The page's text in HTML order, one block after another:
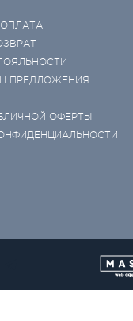
ПРЕДЛОЖЕНИЯ
ОФЕРТЫ